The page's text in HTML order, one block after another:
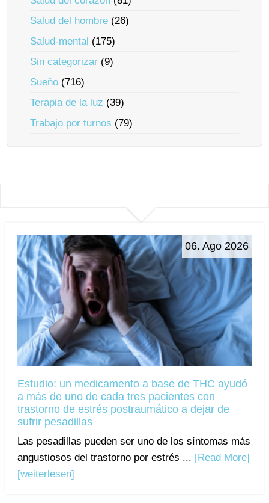
Salud del hombre (26)
Salud-mental (175)
Sin categorizar (9)
Sueño (716)
Terapia de la luz (39)
Trabajo por turnos (79)
06. Ago 2026
Estudio: un medicamento a base de THC ayudó
a más de uno de cada tres pacientes con
trastorno de estrés postraumático a dejar de
sufrir pesadillas
Las pesadillas pueden ser uno de los síntomas más
angustiosos del trastorno por estrés ... [Read More]
[weiterlesen]